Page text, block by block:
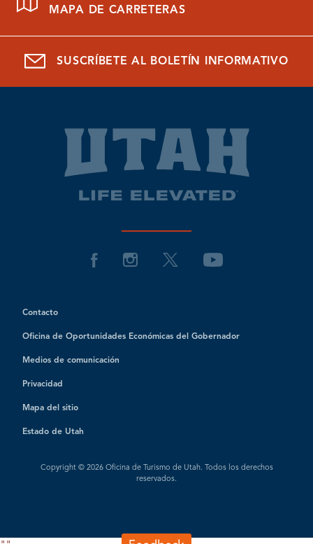
MAPA DE CARRETERAS
SUSCRÍBETE AL BOLETÍN INFORMATIVO
Contacto
Oficina de Oportunidades Económicas del Gobernador
Medios de comunicación
Privacidad
Mapa del sitio
Estado de Utah
Copyright © 2026 Oficina de Turismo de Utah. Todos los derechos
reservados.